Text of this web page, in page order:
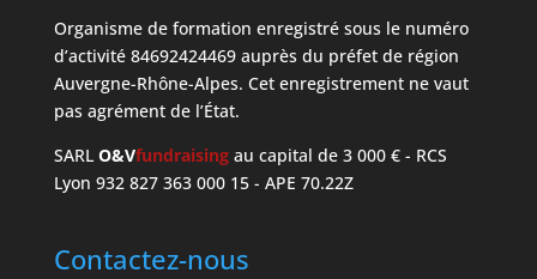
Organisme de formation enregistré sous le numéro
d’activité 84692424469 auprès du préfet de région
Auvergne-Rhône-Alpes. Cet enregistrement ne vaut
pas agrément de l’État.
SARL O&Vfundraisingau capital de 3 000 € - RCS
Lyon 932 827 363 000 15 - APE 70.22Z
Contactez-nous